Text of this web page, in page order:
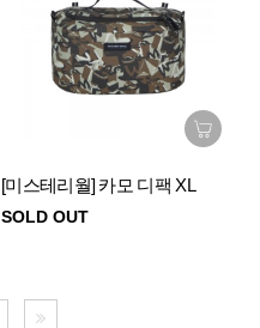
[미스테리월] 카모 디팩 XL
SOLD OUT